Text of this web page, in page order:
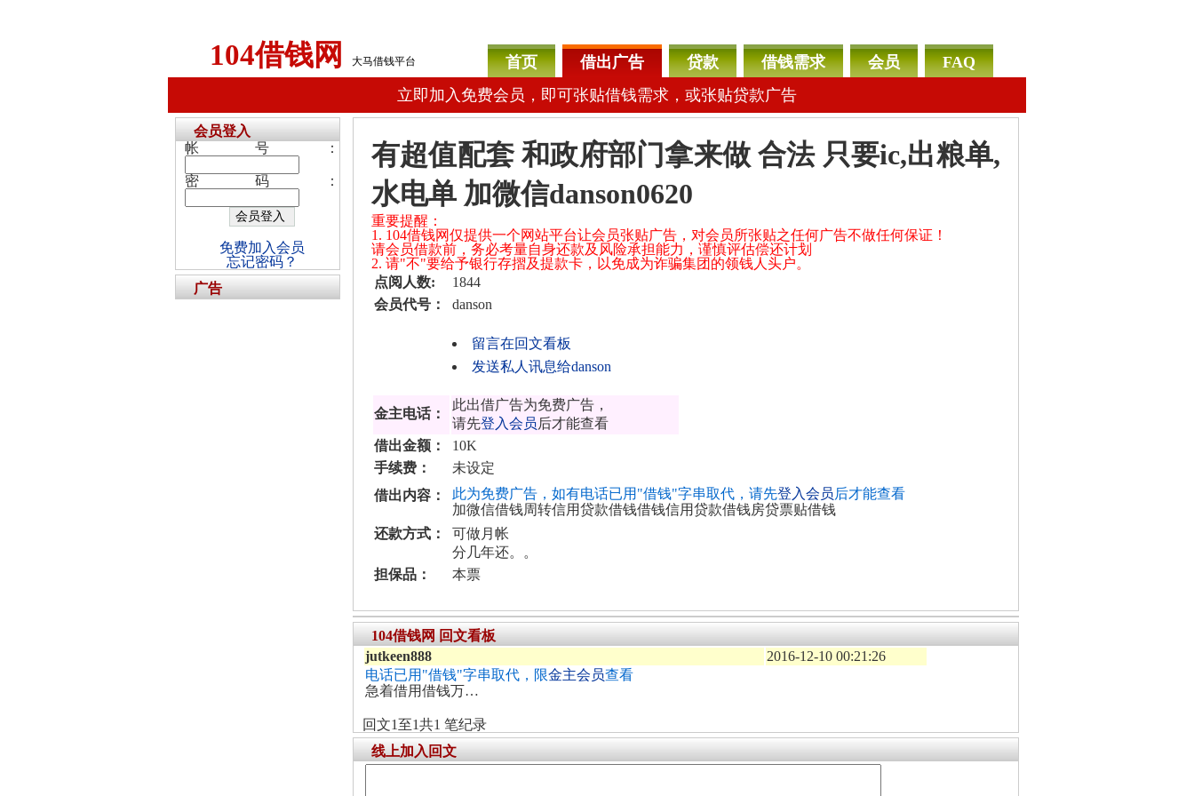
104借钱网 大马借钱平台 首页 借出广告 贷款 借钱需求 会员
FAQ
立即加入免费会员，即可张贴借钱需求，或张贴贷款广告
有超值配套 和政府部门拿来做 合法 只要ic,出粮单,
水电单 加微信danson0620
重要提醒：
1. 104借钱网仅提供一个网站平台让会员张贴广告，对会员所张贴之任何广告不做任何保证！
请会员借款前，务必考量自身还款及风险承担能力，谨慎评估偿还计划
2. 请"不"要给予银行存摺及提款卡，以免成为诈骗集团的领钱人头户。
点阅人数:
1844
会员代号：
danson
留言在回文看板
发送私人讯息给danson
金主电话：
此出借广告为免费广告，
请先登入会员后才能查看
借出金额：
10K
手续费：
未设定
借出内容：
此为免费广告，如有电话已用"借钱"字串取代，请先登入会员后才能查看
加微信借钱周转信用贷款借钱借钱信用贷款借钱房贷票贴借钱
还款方式：
可做月帐
分几年还。。
担保品：
本票
104借钱网 回文看板
jutkeen888
2016-12-10 00:21:26
电话已用"借钱"字串取代，限金主会员查看
急着借用借钱万…
回文1至1共1 笔纪录
线上加入回文
会员登入
帐号：
密码：
免费加入会员
忘记密码？
广告